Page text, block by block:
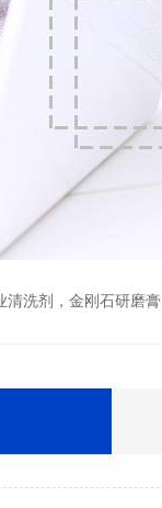
清洗剂 ， 金刚石研磨膏